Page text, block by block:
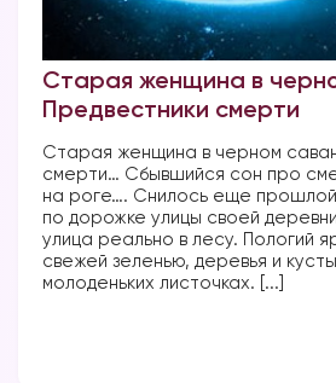
Старая женщина в
Предвестники смерти
Старая женщина в черном
смерти… Сбывшийся сон про
на роге…. Снилось еще
по дорожке улицы своей
улица реально в лесу. Пологий
свежей зеленью, деревья и
молоденьких листочках. [...]